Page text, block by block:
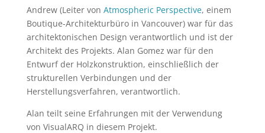
Andrew (Leiter von Atmospheric Perspective, einem
Boutique-Architekturbüro in Vancouver) war für das
architektonischen Design verantwortlich und ist der
Architekt des Projekts. Alan Gomez war für den
Entwurf der Holzkonstruktion, einschließlich der
strukturellen Verbindungen und der
Herstellungsverfahren, verantwortlich.
Alan teilt seine Erfahrungen mit der Verwendung
von VisualARQ in diesem Projekt.